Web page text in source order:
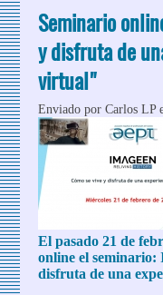
Seminario
y disfruta de
virtual"
Enviado porCarlos LP
El pasado 21 de
online el seminario:
disfruta de una